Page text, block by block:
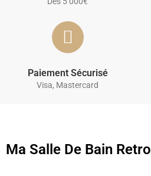
Paiement Sécurisé
Visa, Mastercard
Ma Salle De Bain Retro